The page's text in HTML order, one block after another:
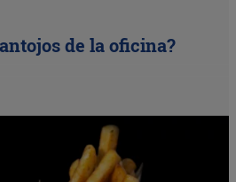
de la oficina?